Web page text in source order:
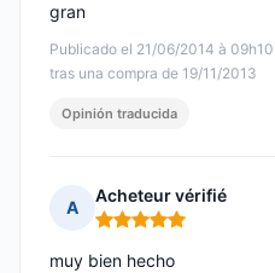
Publicado el 21/06/2014 à 09h10
tras una compra de 19/11/2013
gran
Opinión traducida
A
Acheteur vérifié
Nota: 5 de 5
muy bien hecho